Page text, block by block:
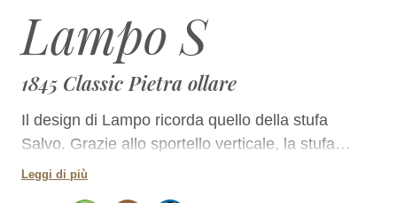
Lampo S
1845 Classic Pietra ollare
Il design di Lampo ricorda quello della stufa
Salvo. Grazie allo sportello verticale, la stufa
acquista un carattere fortemente moderno. Gli
Leggi di più